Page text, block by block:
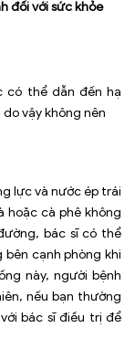
đối với sức khỏe
có thể dẫn đến hạ
vậy không nên
lực và nước ép trái
hoặc cà phê không
bác sĩ có thể
cạnh phòng khi
này, người bệnh
nếu bạn thường
bác sĩ điều trị để